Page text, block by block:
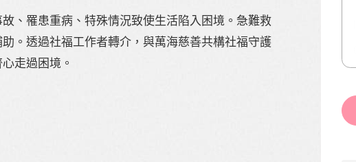
、罹患重病、特殊情況致使生活陷入困境。急難救
。透過社福工作者轉介，與萬海慈善共構社福守護
走過困境。